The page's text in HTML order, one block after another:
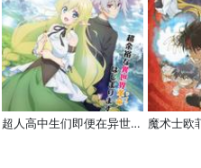
超人高中生们即便在异世界也能从容生存！ 魔术士欧